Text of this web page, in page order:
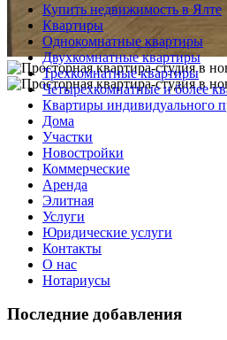
Купить недвижимость в Ялте
Квартиры
Однокомнатные квартиры
Двухкомнатные квартиры
Трехкомнатные квартиры
Четырехкомнатные и более
Квартиры индивидуального
Дома
Участки
Новостройки
Коммерческие
Аренда
Элитная
Услуги
Юридические услуги
Контакты
О нас
Нотариусы
Последние добавления